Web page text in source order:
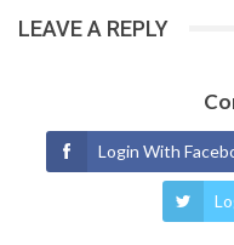
LEAVE A REPLY
Login With